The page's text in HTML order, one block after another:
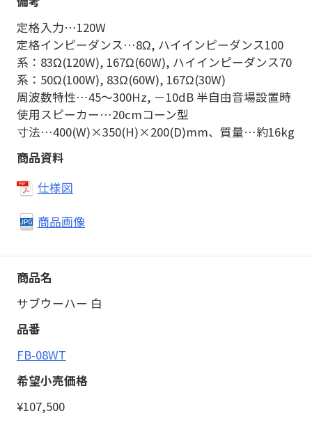
定格入力…120W
定格インピーダンス…8Ω, ハイインピーダンス100
系：83Ω(120W), 167Ω(60W), ハイインピーダンス70
系：50Ω(100W), 83Ω(60W), 167Ω(30W)
周波数特性…45～300Hz, －10dB 半自由音場設置時
使用スピーカー…20cmコーン型
寸法…400(W)×350(H)×200(D)mm、質量…約16kg
仕様図
商品画像
サブウーハー 白
FB-08WT
¥107,500